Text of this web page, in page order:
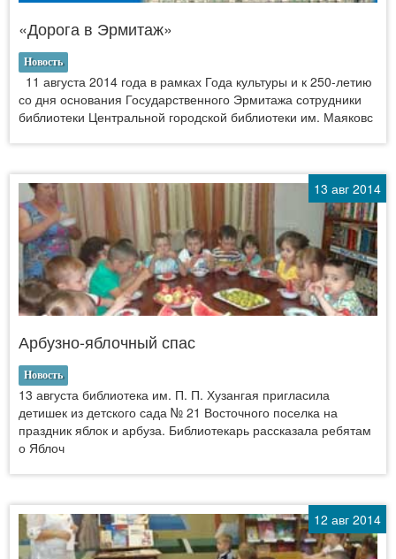
«Дорога в Эрмитаж»
Новость
11 августа 2014 года в рамках Года культуры и к 250-летию
со дня основания Государственного Эрмитажа сотрудники
библиотеки Центральной городской библиотеки им. Маяковс
13 авг 2014
Арбузно-яблочный спас
Новость
13 августа библиотека им. П. П. Хузангая пригласила
детишек из детского сада № 21 Восточного поселка на
праздник яблок и арбуза. Библиотекарь рассказала ребятам
о Яблоч
12 авг 2014